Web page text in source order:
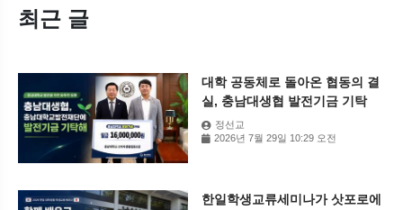
최근 글
대학 공동체로 돌아온 협동의 결
실, 충남대생협 발전기금 기탁
정선교
2026년 7월 29일 10:29 오전
한일학생교류세미나가 삿포로에